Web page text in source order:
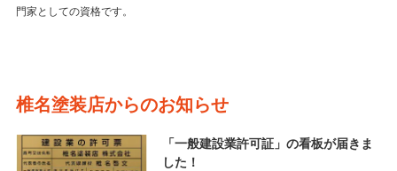
門家としての資格です。
椎名塗装店からのお知らせ
「一般建設業許可証」の看板が届きま
した！